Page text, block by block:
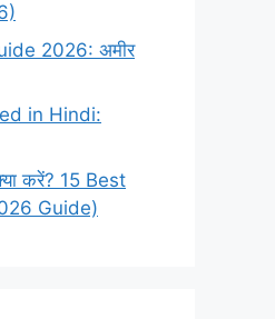
2026: अमीर
in Hindi:
करें? 15 Best
Guide)